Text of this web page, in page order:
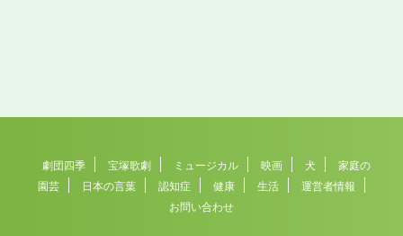
劇団四季 宝塚歌劇 ミュージカル 映画 犬
家庭の
園芸
日本の言葉 認知症 健康 生活
運営者情報
お問い合わせ